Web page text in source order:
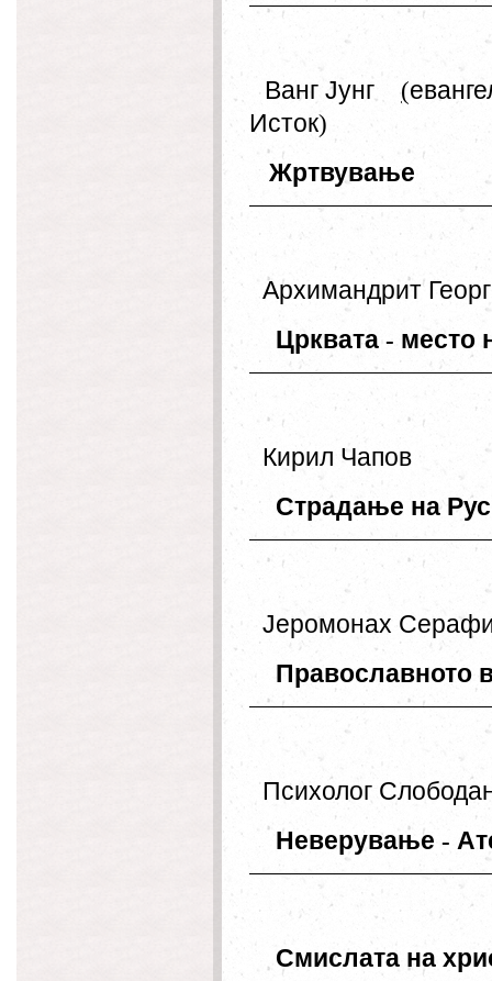
Ванг Јунг (
Исток)
Жртвување
Архимандрит
Црквата - место
Кирил Чапов
Страдање на
Јеромонах
Православното
Психолог
Неверување -
Смислата на